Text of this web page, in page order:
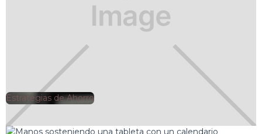
Jorge Gutiérrez
Estrategias de Ahorro